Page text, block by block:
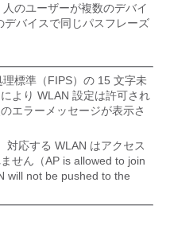
のユーザーが複数のデバイ
デバイスで同じパスフレーズ
標準（FIPS）の 15 文字未
より WLAN 設定は許可され
エラーメッセージが表示さ
対応する WLAN はアクセス
せん（AP is allowed to join
will not be pushed to the